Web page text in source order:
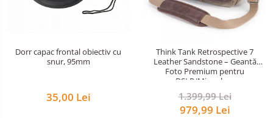
Dorr capac frontal obiectiv cu
snur, 95mm
35,00 Lei
Think Tank Retrospective 7
Leather Sandstone – Geantă
Foto Premium pentru
DSLR/Mirrorless
1.399,99 Lei
979,99 Lei